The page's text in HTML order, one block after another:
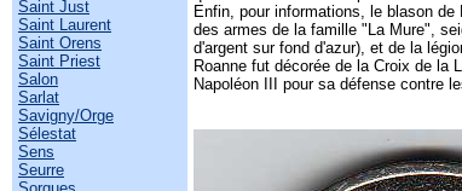
Saint Just
Saint Laurent
Saint Orens
Saint Priest
Salon
Sarlat
Savigny/Orge
Sélestat
Sens
Seurre
Enfin, pour informations, le blason
des armes de la famille "La Mure",
d'argent sur fond d'azur), et de la
Roanne fut décorée de la Croix de la
Napoléon III pour sa défense contre